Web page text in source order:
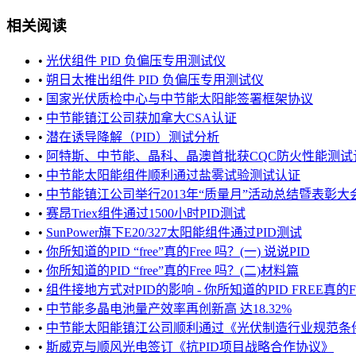
相关阅读
• 光伏组件 PID 负偏压专用测试仪
• 朔日太推出组件 PID 负偏压专用测试仪
• 国家光伏质检中心与中节能太阳能签署框架协议
• 中节能镇江公司获加拿大CSA认证
• 潜在诱导降解（PID）测试分析
• 阿特斯、中节能、晶科、晶澳首批获CQC防火性能测试
• 中节能太阳能组件顺利通过盐雾试验测试认证
• 中节能镇江公司举行2013年“质量月”活动总结暨表彰大
• 赛昂Triex组件通过1500小时PID测试
• SunPower旗下E20/327太阳能组件通过PID测试
• 你所知道的PID “free”真的Free 吗？(一) 说说PID
• 你所知道的PID “free”真的Free 吗？(二)材料篇
• 组件接地方式对PID的影响 - 你所知道的PID FREE真的
• 中节能多晶电池量产效率再创新高 达18.32%
• 中节能太阳能镇江公司顺利通过《光伏制造行业规范条
• 斯威克与顺风光电签订《抗PID项目战略合作协议》